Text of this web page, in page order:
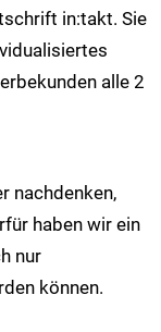
in:takt. Sie
alle 2
nachdenken,
haben wir ein
nur
können.